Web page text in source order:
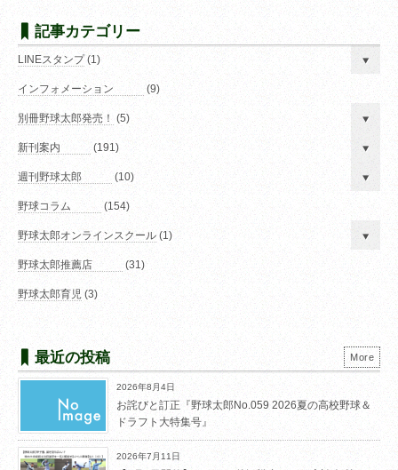
記事カテゴリー
LINEスタンプ(1)
インフォメーション (9)
別冊野球太郎発売！ (5)
新刊案内 (191)
週刊野球太郎 (10)
野球コラム (154)
野球太郎オンラインスクール (1)
野球太郎推薦店 (31)
野球太郎育児 (3)
最近の投稿
2026年8月4日
お詫びと訂正『野球太郎No.059 2026夏の高校野球＆
ドラフト大特集号』
2026年7月11日
More